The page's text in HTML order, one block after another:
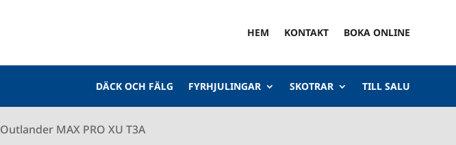
HEM KONTAKT BOKA ONLINE
DÄCK OCH FÄLG FYRHJULINGAR SKOTRAR TILL SALU
Outlander MAX PRO XU T3A